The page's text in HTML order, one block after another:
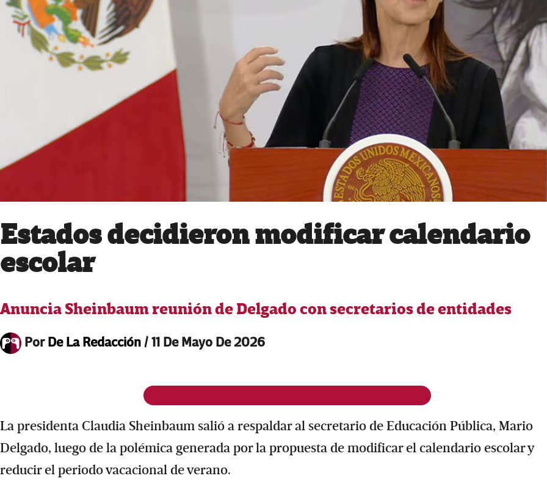
Estados decidieron modificar calendario
escolar
Anuncia Sheinbaum reunión de Delgado con secretarios de entidades
PorDe La Redacción/11 De Mayo De 2026
La presidenta Claudia Sheinbaum salió a respaldar al secretario de Educación Pública, Mario
Delgado, luego de la polémica generada por la propuesta de modificar el calendario escolar y
reducir el periodo vacacional de verano.